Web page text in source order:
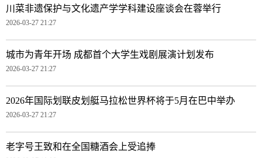
川菜非遗保护与文化遗产学学科建设座谈会在蓉举行
2026-03-27 21:27
城市为青年开场 成都首个大学生戏剧展演计划发布
2026-03-27 21:27
2026年国际划联皮划艇马拉松世界杯将于5月在巴中举办
2026-03-27 21:27
老字号王致和在全国糖酒会上受追捧